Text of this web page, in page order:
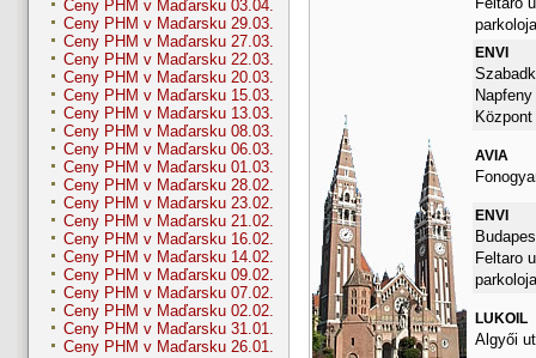
Ceny PHM v Maďarsku 03.04.
Ceny PHM v Maďarsku 29.03.
Ceny PHM v Maďarsku 27.03.
Ceny PHM v Maďarsku 22.03.
Ceny PHM v Maďarsku 20.03.
Ceny PHM v Maďarsku 15.03.
Ceny PHM v Maďarsku 13.03.
Ceny PHM v Maďarsku 08.03.
Ceny PHM v Maďarsku 06.03.
Ceny PHM v Maďarsku 01.03.
Ceny PHM v Maďarsku 28.02.
Ceny PHM v Maďarsku 23.02.
Ceny PHM v Maďarsku 21.02.
Ceny PHM v Maďarsku 16.02.
Ceny PHM v Maďarsku 14.02.
Ceny PHM v Maďarsku 09.02.
Ceny PHM v Maďarsku 07.02.
Ceny PHM v Maďarsku 02.02.
Ceny PHM v Maďarsku 31.01.
Ceny PHM v Maďarsku 26.01.
ENVI
AVIA
ENVI
Feltaro
LUKOIL
Algyői ut